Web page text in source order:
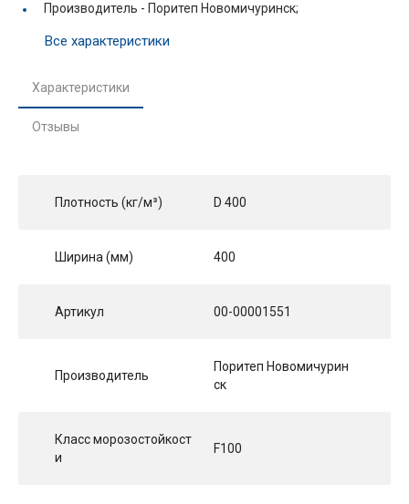
Производитель - Поритеп Новомичуринск;
Все характеристики
Характеристики
Отзывы
Плотность (кг/м³) D 400
Ширина (мм) 400
Артикул 00-00001551
Производитель
Поритеп Новомичурин
ск
Класс морозостойкост
и
F100